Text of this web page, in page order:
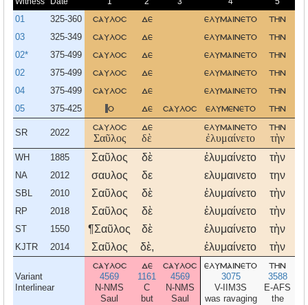
01 325-360 σαυλοσ δε ελυμαινετο την
03 325-349 σαυλοσ δε ελυμαινετο την
02* 375-499 σαυλοσ δε ελυμαινετο την
02 375-499 σαυλοσ δε ελυμαινετο την
04 375-499 σαυλοσ δε ελυμαινετο την
05 375-425 ο δε σαυλοσ ελυμενετο την
SR 2022
σαυλοσ
Σαῦλος
δε
δὲ
ελυμαινετο
ἐλυμαίνετο
την
τὴν
WH 1885 Σαῦλος δὲ ἐλυμαίνετο τὴν
NA 2012 σαυλος δε ελυμαινετο την
SBL 2010 Σαῦλος δὲ ἐλυμαίνετο τὴν
RP 2018 Σαῦλος δὲ ἐλυμαίνετο τὴν
ST 1550 ¶Σαῦλος δὲ ἐλυμαίνετο τὴν
KJTR 2014 Σαῦλος δὲ, ἐλυμαίνετο τὴν
Variant
Interlinear
σαυλοσ
4569
N-NMS
Saul
δε
1161
C
but
σαυλοσ
4569
N-NMS
Saul
ελυμαινετο
3075
V-IIM3S
was ravaging
την
3588
E-AFS
the